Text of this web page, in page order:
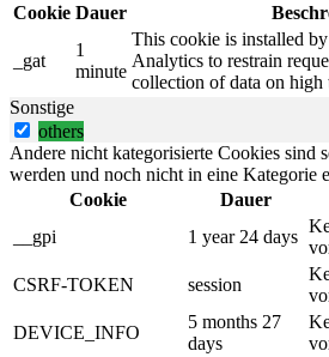
Cookie Dauer
_gat
1
minute
This cookie is installed
Analytics to restrain
collection of data on high
Sonstige
others
Andere nicht kategorisierte Cookies sind
werden und noch nicht in eine Kategorie
Cookie
Dauer
__gpi
1 year 24 days
CSRF-TOKEN
session
DEVICE_INFO
5 months 27
days